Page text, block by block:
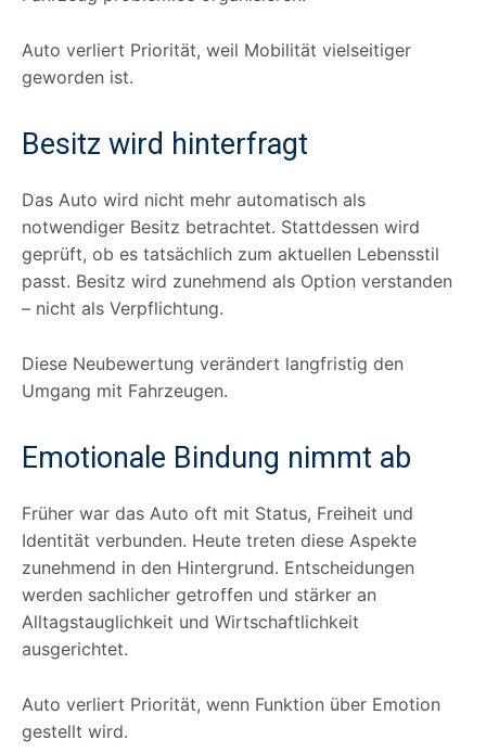
Auto verliert Priorität, weil Mobilität vielseitiger
geworden ist.
Besitz wird hinterfragt
Das Auto wird nicht mehr automatisch als
notwendiger Besitz betrachtet. Stattdessen wird
geprüft, ob es tatsächlich zum aktuellen Lebensstil
passt. Besitz wird zunehmend als Option verstanden
– nicht als Verpflichtung.
Diese Neubewertung verändert langfristig den
Umgang mit Fahrzeugen.
Emotionale Bindung nimmt ab
Früher war das Auto oft mit Status, Freiheit und
Identität verbunden. Heute treten diese Aspekte
zunehmend in den Hintergrund. Entscheidungen
werden sachlicher getroffen und stärker an
Alltagstauglichkeit und Wirtschaftlichkeit
ausgerichtet.
Auto verliert Priorität, wenn Funktion über Emotion
gestellt wird.